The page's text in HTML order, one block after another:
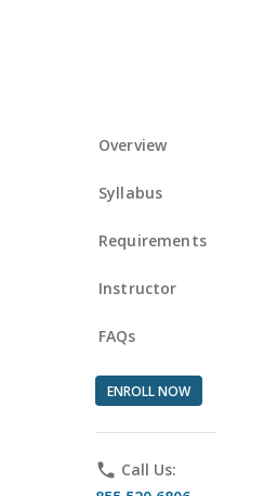
Overview
Syllabus
Requirements
Instructor
FAQs
ENROLL NOW
phone Call Us: